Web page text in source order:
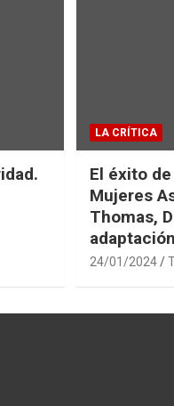
LA CRÍTICA
El éxito
Mujeres
Thomas,
24/01/2024